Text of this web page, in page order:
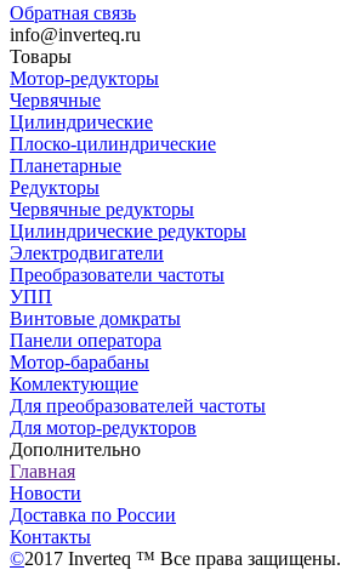
Обратная связь
info@inverteq.ru
Товары
Мотор-редукторы
Червячные
Цилиндрические
Плоско-цилиндрические
Планетарные
Редукторы
Червячные редукторы
Цилиндрические редукторы
Электродвигатели
Преобразователи частоты
УПП
Винтовые домкраты
Панели оператора
Мотор-барабаны
Комлектующие
Для преобразователей частоты
Для мотор-редукторов
Дополнительно
Главная
Новости
Доставка по России
Контакты
©2017 Inverteq ™ Все права защищены.